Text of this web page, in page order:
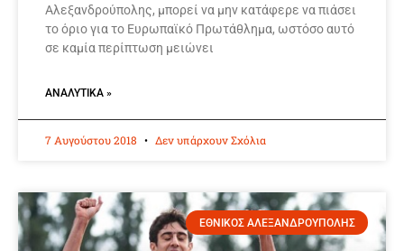
Αλεξανδρούπολης, μπορεί να μην κατάφερε να πιάσει
το όριο για το Ευρωπαϊκό Πρωτάθλημα, ωστόσο αυτό
σε καμία περίπτωση μειώνει
ΑΝΑΛΥΤΙΚΆ »
7 Αυγούστου 2018 Δεν υπάρχουν Σχόλια
ΕΘΝΙΚΟΣ ΑΛΕΞΑΝΔΡΟΥΠΟΛΗΣ